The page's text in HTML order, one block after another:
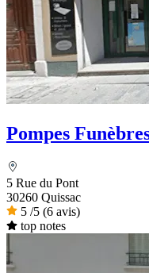
Pompes
5 Rue du Pont
30260 Quissac
5 /5 (6 avis)
top notes